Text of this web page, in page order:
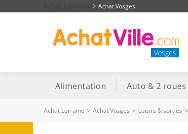
Achat Vosges
Vosges
Alimentation Auto & 2 roues
Achat Lorraine > Achat Vosges > Loisirs & sorties >